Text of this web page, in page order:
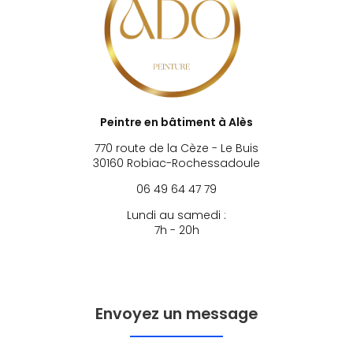
Peintre en bâtiment à Alès
770 route de la Cèze - Le Buis
30160 Robiac-Rochessadoule
06 49 64 47 79
Lundi au samedi :
7h - 20h
Envoyez un message